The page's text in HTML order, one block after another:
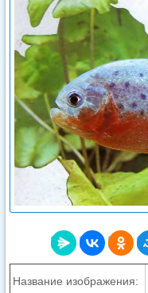
Название изображения: